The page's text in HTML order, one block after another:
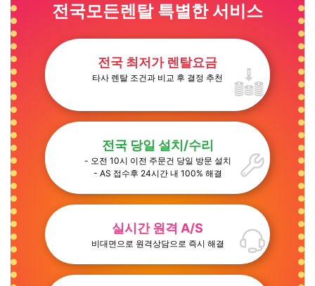
전국모든렌탈 특별한 서비스
전국 최저가 렌탈요금
타사 렌탈 조건과 비교 후 결정 추천
전국 당일 설치/수리
- 오전 10시 이전 주문건 당일 방문 설치
- AS 접수후 24시간 내 100% 해결
실시간 원격 A/S
비대면으로 원격상담으로 즉시 해결